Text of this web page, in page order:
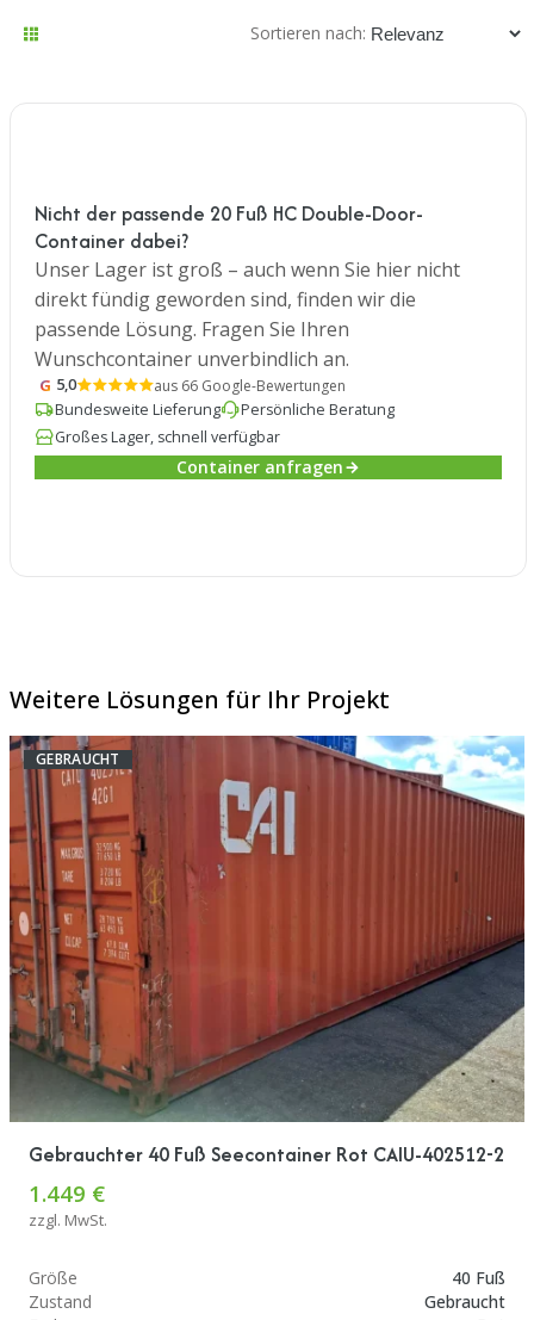
Sortieren nach:
Nicht der passende 20 Fuß HC Double-Door-
Container dabei?
Unser Lager ist groß – auch wenn Sie hier nicht
direkt fündig geworden sind, finden wir die
passende Lösung. Fragen Sie Ihren
Wunschcontainer unverbindlich an.
G 5,0
aus 66 Google-Bewertungen
Bundesweite Lieferung
Persönliche Beratung
Großes Lager, schnell verfügbar
Container anfragen
Weitere Lösungen für Ihr Projekt
GEBRAUCHT
Gebrauchter 40 Fuß Seecontainer Rot CAIU-402512-2
1.449 €
zzgl. MwSt.
Größe
40 Fuß
Zustand
Gebraucht